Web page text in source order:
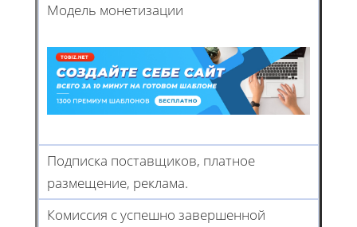
Модель монетизации
Подписка поставщиков, платное
размещение, реклама.
Комиссия с успешно завершенной